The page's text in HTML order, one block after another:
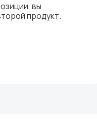
вы
продукт.